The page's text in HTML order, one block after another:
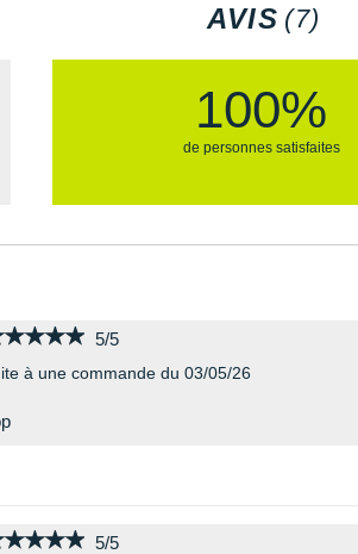
AVIS (7)
100%
de personnes satisfaites
5/5
à une commande du 03/05/26
5/5